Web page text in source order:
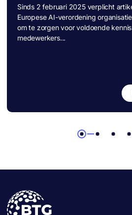
Sinds 2 februari 2025 verplicht
Europese AI-verordening
om te zorgen voor voldoende
medewerkers...
1 2 3 4